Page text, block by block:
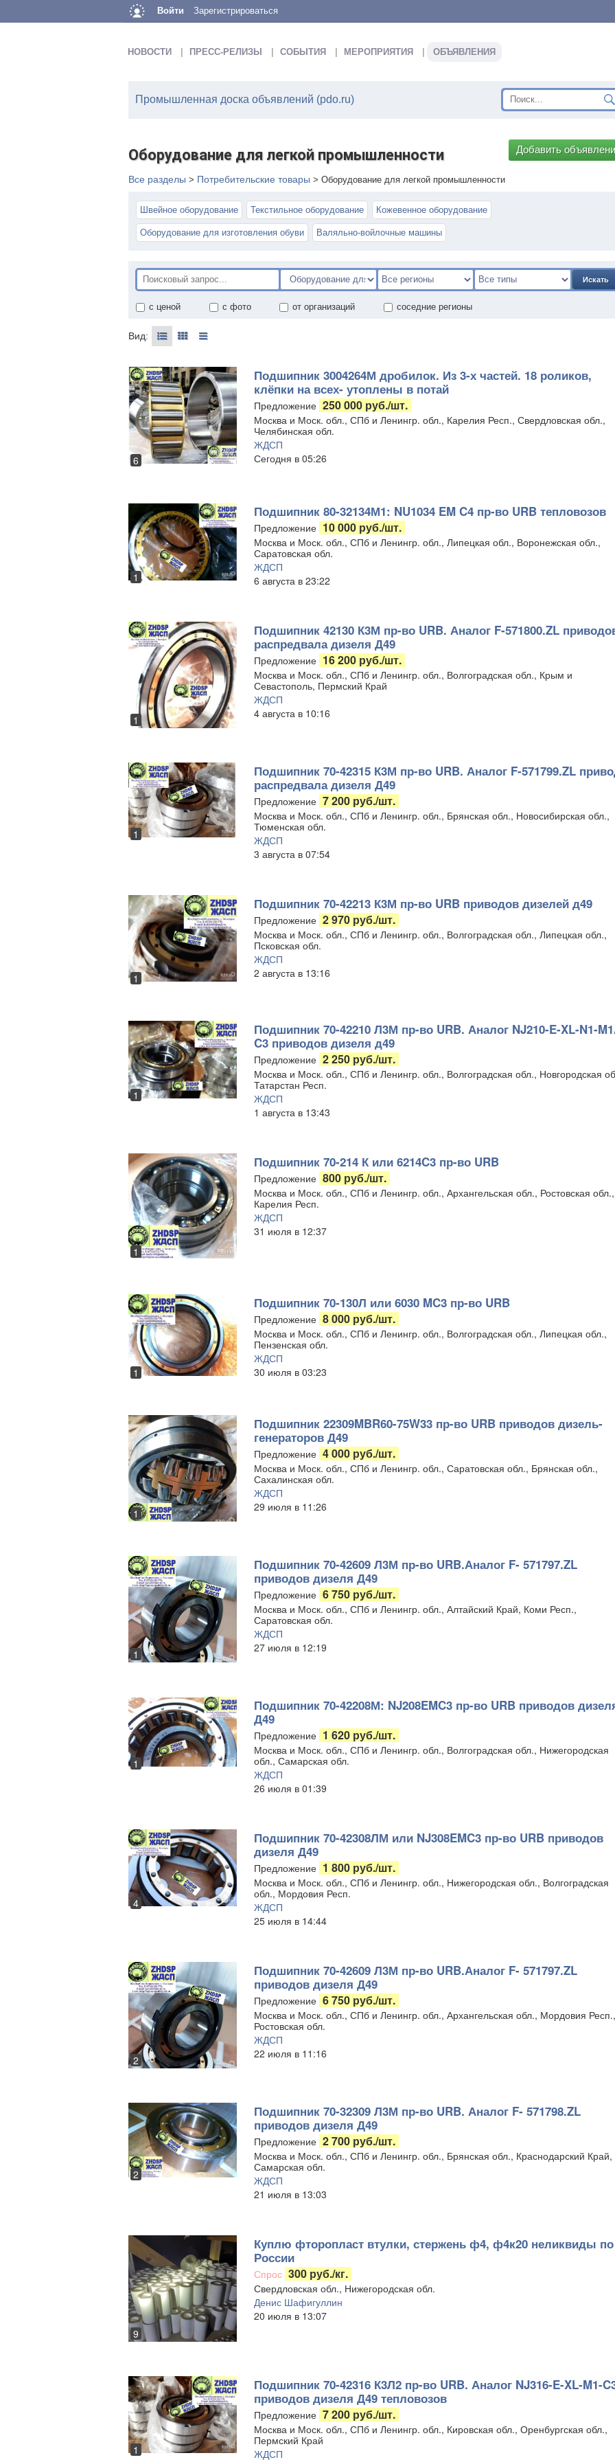
Войти Зарегистрироваться
НОВОСТИ ПРЕСС-РЕЛИЗЫ СОБЫТИЯ МЕРОПРИЯТИЯ ОБЪЯВЛЕНИЯ
Промышленная доска объявлений (pdo.ru)
Оборудование для легкой промышленности Добавить
Все разделы > Потребительские товары > Оборудование для легкой промышленности
Швейное оборудование Текстильное оборудование Кожевенное оборудование
Оборудование для изготовления обуви Валяльно-войлочные машины
Искать
с ценой с фото от организаций соседние регионы
Вид:
6
Подшипник 3004264М дробилок. Из 3-х частей. 18 роликов,
клёпки на всех- утоплены в потай
Предложение 250 000 руб./шт.
Москва и Моск. обл., СПб и Ленингр. обл., Карелия Респ., Свердловская обл.,
Челябинская обл.
ЖДСП
Сегодня в 05:26
1
Подшипник 80-32134М1: NU1034 EM C4 пр-во URB тепловозов
Предложение 10 000 руб./шт.
Москва и Моск. обл., СПб и Ленингр. обл., Липецкая обл., Воронежская обл.,
Саратовская обл.
ЖДСП
6 августа в 23:22
1
Подшипник 42130 К3М пр-во URB. Аналог F-571800.ZL
распредвала дизеля Д49
Предложение 16 200 руб./шт.
Москва и Моск. обл., СПб и Ленингр. обл., Волгоградская обл., Крым и
Севастополь, Пермский Край
ЖДСП
4 августа в 10:16
1
Подшипник 70-42315 К3М пр-во URB. Аналог F-571799.ZL
распредвала дизеля Д49
Предложение 7 200 руб./шт.
Москва и Моск. обл., СПб и Ленингр. обл., Брянская обл., Новосибирская обл.,
Тюменская обл.
ЖДСП
3 августа в 07:54
1
Подшипник 70-42213 К3М пр-во URB приводов дизелей д49
Предложение 2 970 руб./шт.
Москва и Моск. обл., СПб и Ленингр. обл., Волгоградская обл., Липецкая обл.,
Псковская обл.
ЖДСП
2 августа в 13:16
1
Подшипник 70-42210 Л3М пр-во URB. Аналог NJ210-E-XL-N1-
C3 приводов дизеля д49
Предложение 2 250 руб./шт.
Москва и Моск. обл., СПб и Ленингр. обл., Волгоградская обл., Новгородская
Татарстан Респ.
ЖДСП
1 августа в 13:43
1
Подшипник 70-214 К или 6214C3 пр-во URB
Предложение 800 руб./шт.
Москва и Моск. обл., СПб и Ленингр. обл., Архангельская обл., Ростовская обл.,
Карелия Респ.
ЖДСП
31 июля в 12:37
1
Подшипник 70-130Л или 6030 MC3 пр-во URB
Предложение 8 000 руб./шт.
Москва и Моск. обл., СПб и Ленингр. обл., Волгоградская обл., Липецкая обл.,
Пензенская обл.
ЖДСП
30 июля в 03:23
1
Подшипник 22309MBR60-75W33 пр-во URB приводов дизель-
генераторов Д49
Предложение 4 000 руб./шт.
Москва и Моск. обл., СПб и Ленингр. обл., Саратовская обл., Брянская обл.,
Сахалинская обл.
ЖДСП
29 июля в 11:26
1
Подшипник 70-42609 Л3М пр-во URB.Аналог F- 571797.ZL
приводов дизеля Д49
Предложение 6 750 руб./шт.
Москва и Моск. обл., СПб и Ленингр. обл., Алтайский Край, Коми Респ.,
Саратовская обл.
ЖДСП
27 июля в 12:19
1
Подшипник 70-42208М: NJ208EMC3 пр-во URB приводов
Д49
Предложение 1 620 руб./шт.
Москва и Моск. обл., СПб и Ленингр. обл., Волгоградская обл., Нижегородская
обл., Самарская обл.
ЖДСП
26 июля в 01:39
4
Подшипник 70-42308ЛМ или NJ308EMC3 пр-во URB приводов
дизеля Д49
Предложение 1 800 руб./шт.
Москва и Моск. обл., СПб и Ленингр. обл., Нижегородская обл., Волгоградская
обл., Мордовия Респ.
ЖДСП
25 июля в 14:44
2
Подшипник 70-42609 Л3М пр-во URB.Аналог F- 571797.ZL
приводов дизеля Д49
Предложение 6 750 руб./шт.
Москва и Моск. обл., СПб и Ленингр. обл., Архангельская обл., Мордовия Респ.,
Ростовская обл.
ЖДСП
22 июля в 11:16
2
Подшипник 70-32309 Л3М пр-во URB. Аналог F- 571798.ZL
приводов дизеля Д49
Предложение 2 700 руб./шт.
Москва и Моск. обл., СПб и Ленингр. обл., Брянская обл., Краснодарский Край,
Самарская обл.
ЖДСП
21 июля в 13:03
9
Куплю фторопласт втулки, стержень ф4, ф4к20 неликвиды по
России
Спрос 300 руб./кг.
Свердловская обл., Нижегородская обл.
Денис Шафигуллин
20 июля в 13:07
1
Подшипник 70-42316 К3Л2 пр-во URB. Аналог NJ316-E-XL-M1-
приводов дизеля Д49 тепловозов
Предложение 7 200 руб./шт.
Москва и Моск. обл., СПб и Ленингр. обл., Кировская обл., Оренбургская обл.,
Пермский Край
ЖДСП